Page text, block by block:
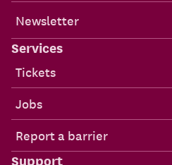
Newsletter
Services
Tickets
Jobs
Report a barrier
Support